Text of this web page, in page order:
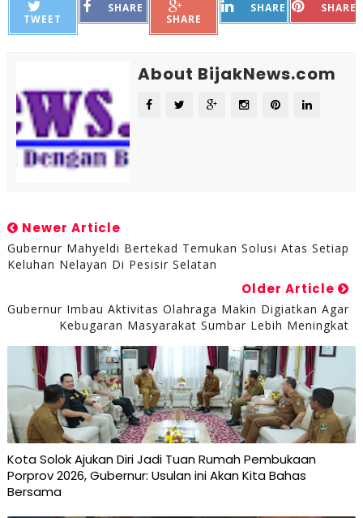
TWEET
SHARE
SHARE
SHARE SHARE
About BijakNews.com
Newer Article
Gubernur Mahyeldi Bertekad Temukan Solusi Atas Setiap
Keluhan Nelayan Di Pesisir Selatan
Older Article
Gubernur Imbau Aktivitas Olahraga Makin Digiatkan Agar
Kebugaran Masyarakat Sumbar Lebih Meningkat
Kota Solok Ajukan Diri Jadi Tuan Rumah Pembukaan
Porprov 2026, Gubernur: Usulan ini Akan Kita Bahas
Bersama